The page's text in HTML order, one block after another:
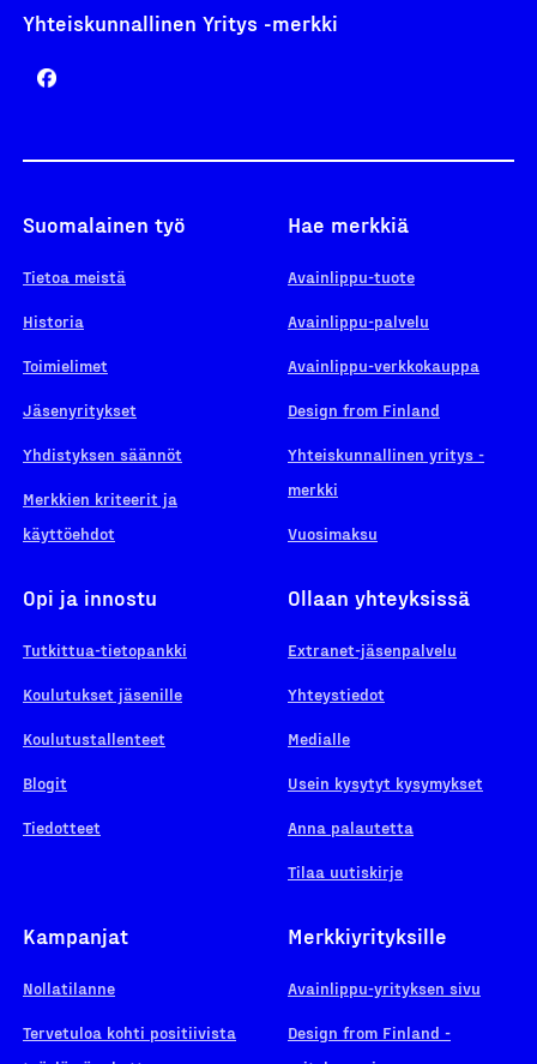
Yhteiskunnallinen Yritys -merkki
Suomalainen työ
Tietoa meistä
Historia
Toimielimet
Jäsenyritykset
Yhdistyksen säännöt
Merkkien kriteerit ja
käyttöehdot
Hae merkkiä
Avainlippu-tuote
Avainlippu-palvelu
Avainlippu-verkkokauppa
Design from Finland
Yhteiskunnallinen yritys -
merkki
Vuosimaksu
Opi ja innostu
Tutkittua-tietopankki
Koulutukset jäsenille
Koulutustallenteet
Blogit
Tiedotteet
Ollaan yhteyksissä
Extranet-jäsenpalvelu
Yhteystiedot
Medialle
Usein kysytyt kysymykset
Anna palautetta
Tilaa uutiskirje
Kampanjat
Nollatilanne
Tervetuloa kohti positiivista
Merkkiyrityksille
Avainlippu-yrityksen sivu
Design from Finland -